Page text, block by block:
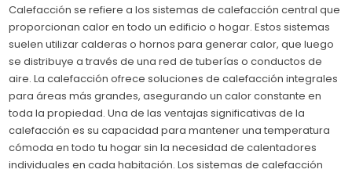
Calefacción se refiere a los sistemas de calefacción central que
proporcionan calor en todo un edificio o hogar. Estos sistemas
suelen utilizar calderas o hornos para generar calor, que luego
se distribuye a través de una red de tuberías o conductos de
aire. La calefacción ofrece soluciones de calefacción integrales
para áreas más grandes, asegurando un calor constante en
toda la propiedad. Una de las ventajas significativas de la
calefacción es su capacidad para mantener una temperatura
cómoda en todo tu hogar sin la necesidad de calentadores
individuales en cada habitación. Los sistemas de calefacción